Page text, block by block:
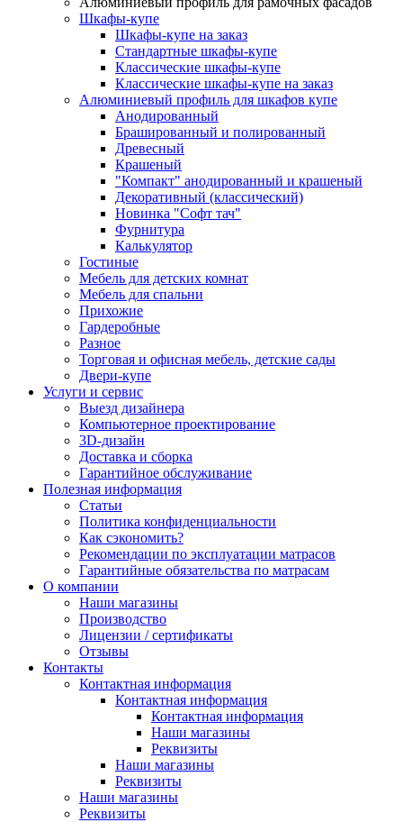
Шкафы-купе
Шкафы-купе на заказ
Стандартные шкафы-купе
Классические шкафы-купе
Классические шкафы-купе на заказ
Алюминиевый профиль для шкафов купе
Анодированный
Брашированный и полированный
Древесный
Крашеный
"Компакт" анодированный и крашеный
Декоративный (классический)
Новинка "Софт тач"
Фурнитура
Калькулятор
Гостиные
Мебель для детских комнат
Мебель для спальни
Прихожие
Гардеробные
Разное
Торговая и офисная мебель, детские сады
Двери-купе
Услуги и сервис
Выезд дизайнера
Компьютерное проектирование
3D-дизайн
Доставка и сборка
Гарантийное обслуживание
Полезная информация
Статьи
Политика конфиденциальности
Как сэкономить?
Рекомендации по эксплуатации матрасов
Гарантийные обязательства по матрасам
О компании
Наши магазины
Производство
Лицензии / сертификаты
Отзывы
Контакты
Контактная информация
Контактная информация
Контактная информация
Наши магазины
Реквизиты
Наши магазины
Реквизиты
Наши магазины
Реквизиты